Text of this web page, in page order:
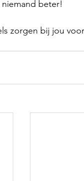
beter!
zorgen bij jou